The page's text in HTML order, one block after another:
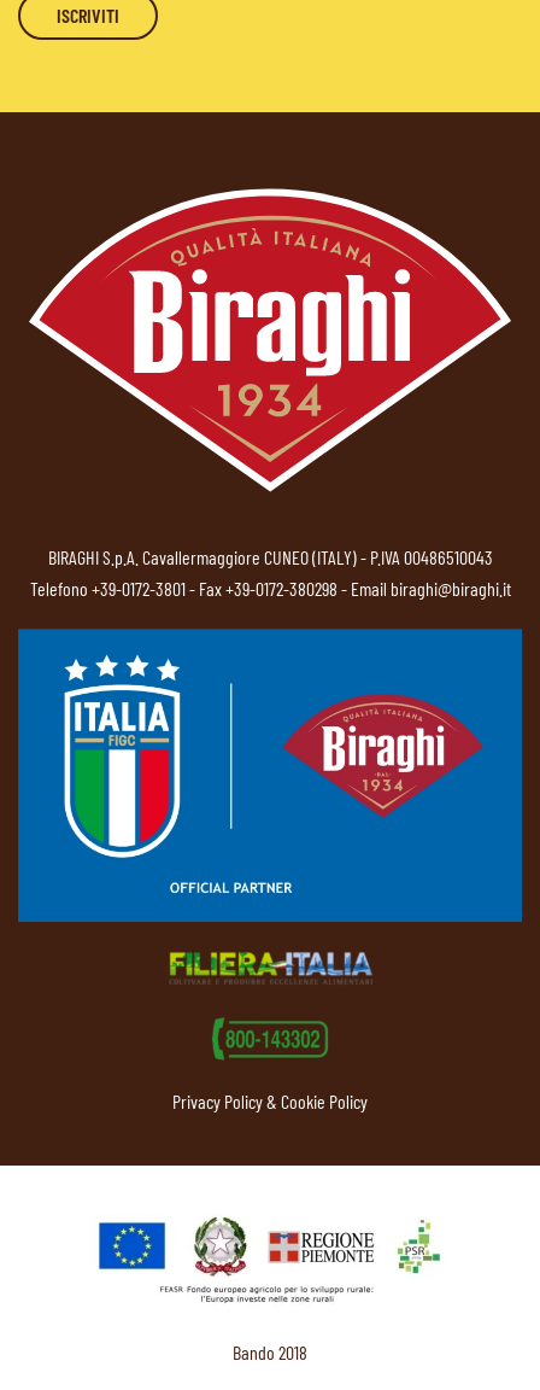
BIRAGHI S.p.A. Cavallermaggiore CUNEO (ITALY) - P.IVA 00486510043
Telefono +39-0172-3801- Fax +39-0172-380298 - Email biraghi@biraghi.it
Privacy Policy & Cookie Policy
Bando 2018